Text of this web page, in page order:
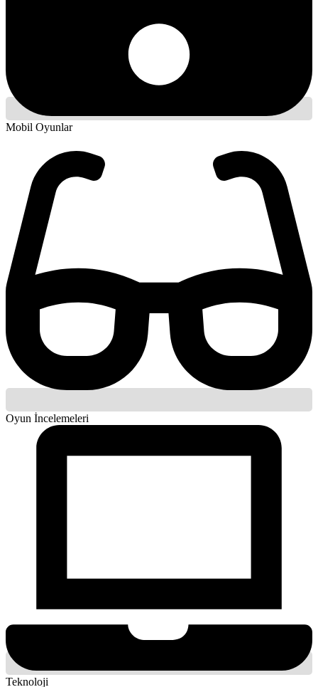
Mobil Oyunlar
Oyun İncelemeleri
Teknoloji